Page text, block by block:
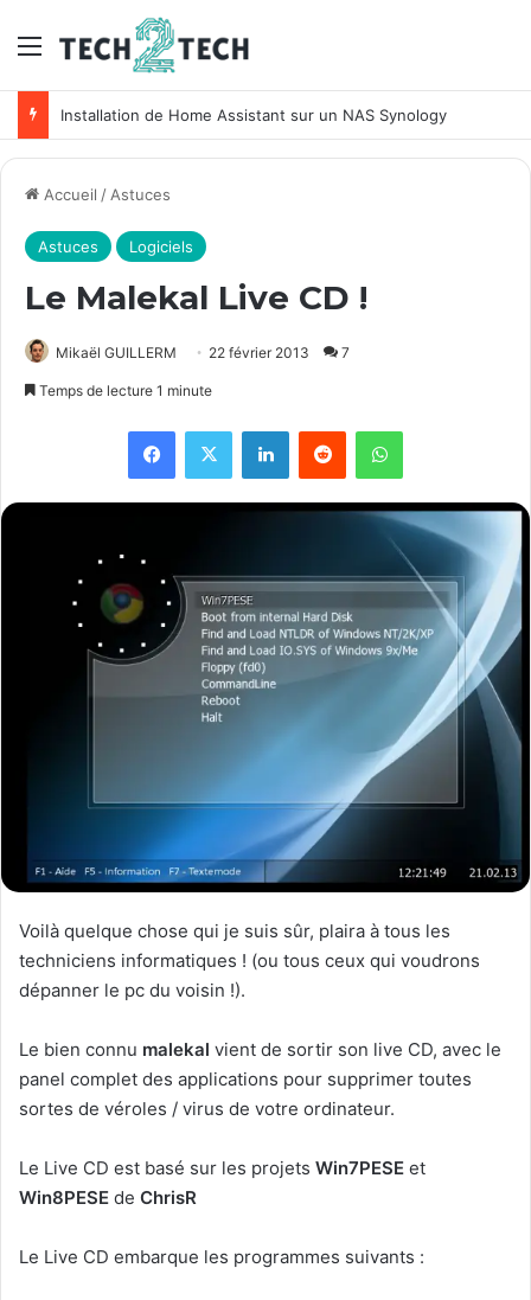
Menu
Installation de Home Assistant sur un NAS Synology
Accueil /Astuces
Astuces Logiciels
Le Malekal Live CD !
Mikaël GUILLERM 22 février 2013 7
Temps de lecture 1 minute
Voilà quelque chose qui je suis sûr, plaira à tous les
techniciens informatiques ! (ou tous ceux qui voudrons
dépanner le pc du voisin !).
Le bien connu malekal vient de sortir son live CD, avec le
panel complet des applications pour supprimer toutes
sortes de véroles / virus de votre ordinateur.
Le Live CD est basé sur les projets Win7PESE et
Win8PESE de ChrisR
Le Live CD embarque les programmes suivants :